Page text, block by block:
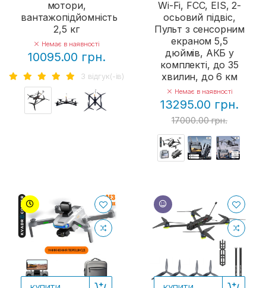
мотори,
вантажопідйомність
2,5 кг
Немає в наявності
10095.00 грн.
3 вiдгук(-iв)
Wi-Fi, FCC, EIS, 2-
осьовий підвіс,
Пульт з сенсорним
екраном 5,5
дюймів, АКБ у
комплекті, до 35
хвилин, до 6 км
Немає в наявності
13295.00 грн.
17000.00 грн.